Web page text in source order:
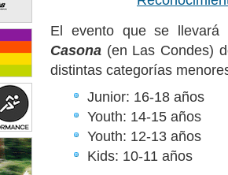
El evento que se
Casona (en Las Condes)
distintas categorías
Junior: 16-18 años
Youth: 14-15 años
Youth: 12-13 años
Kids: 10-11 años